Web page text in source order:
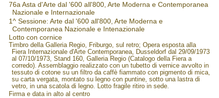
76a Asta d'Arte dal '600 all'800, Arte Moderna e Contemporanea
Nazionale e Internazionale
1^ Sessione: Arte dal '600 all'800, Arte Moderna e
Contemporanea Nazionale e Intenazionale
Lotto con cornice
Timbro della Galleria Regio, Friburgo, sul retro; Opera esposta alla
Fiera Internazionale d'Arte Contemporanea, Dusseldorf dal 29/09/1973
al 07/10/1973, Stand 160, Galleria Regio (Catalogo della Fiera a
corredo). Assemblaggio realizzato con un tubetto di vernice avvolto in
tessuto di cotone su un filtro da caffè fiammato con pigmento di mica,
su carta vergata, montato su legno con puntine, sotto una lastra di
vetro, in una scatola di legno. Lotto fragile ritiro in sede.
Firma e data in alto al centro